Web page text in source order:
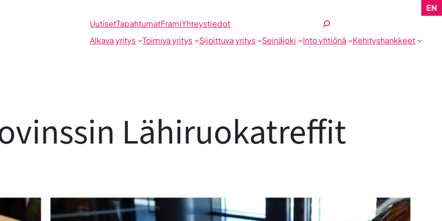
UutisetTapahtumatFramiYhteystiedot
Etsi
Alkava yritys
Toimiva yritys Sijoittuva yritys Seinäjoki Into yhtiönä Kehityshankkeet
EN
Lähiruokatreffit